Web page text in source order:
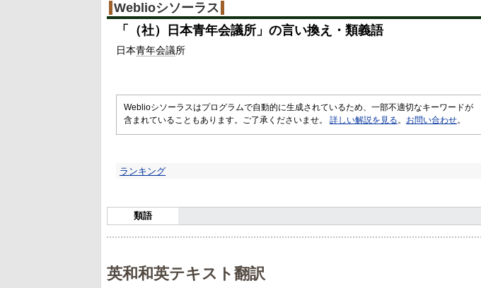
Weblioシソーラス
「
（社）日本青年会議所 」の言い換え・類義語
日本青年会議所
Weblioシソーラスはプログラムで自動的に生成されているため、一部不適切なキーワードが
含まれていることもあります。ご了承くださいませ。 詳しい解説を見る 。 お問い合わせ。
ランキング
類語
英和和英テキスト翻訳